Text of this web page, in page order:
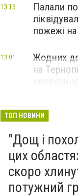
Палали
пожежі
13:15
Жодних
на
13:01
ТОП НОВИНИ
"Дощ і
цих
скоро
потужний